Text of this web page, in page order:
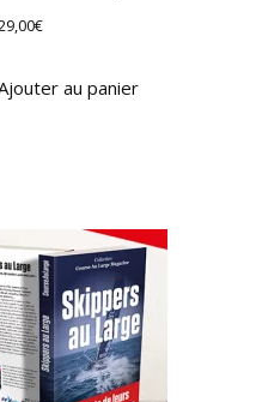
€
au panier